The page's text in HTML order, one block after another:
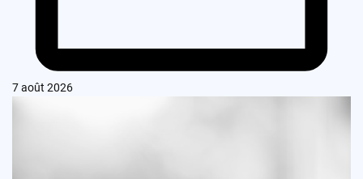
7 août 2026